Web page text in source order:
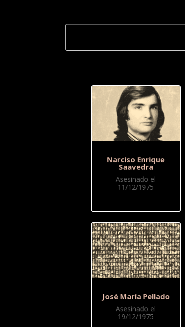
Narciso Enrique
Saavedra
Asesinado el
11/12/1975
José María Pellado
Asesinado el
19/12/1975